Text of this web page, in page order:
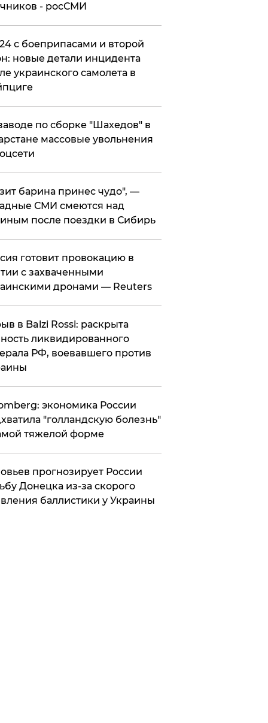
- росСМИ
с боеприпасами и второй
новые детали инцидента
украинского самолета в
по сборке "Шахедов" в
массовые увольнения
барина принес чудо", —
СМИ смеются над
после поездки в Сибирь
готовит провокацию в
с захваченными
дронами — Reuters
в Balzi Rossi: раскрыта
ликвидированного
РФ, воевавшего против
экономика России
"голландскую болезнь"
тяжелой форме
прогнозирует России
Донецка из-за скорого
баллистики у Украины